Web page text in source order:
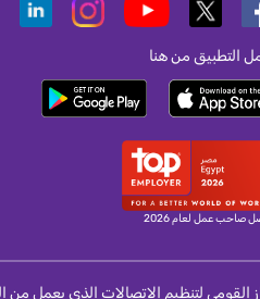
التطبيق من هنا
صاحب عمل لعام 2026